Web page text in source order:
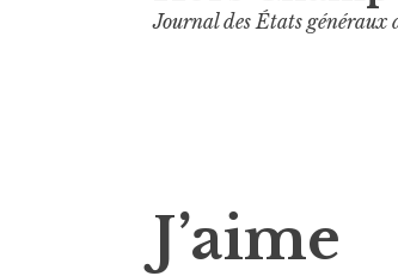
contenu
Journal des États généraux
J’aime